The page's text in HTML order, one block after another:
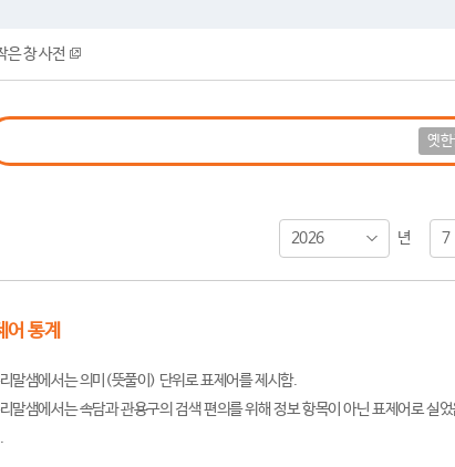
은 창 사전
옛
2026 년 7
어 통계
말샘에서는 의미(뜻풀이) 단위로 표제어를 제시함.
말샘에서는 속담과 관용구의 검색 편의를 위해 정보 항목이 아닌 표제어로 실